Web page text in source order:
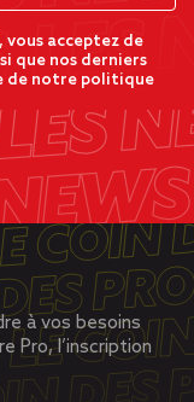
vous acceptez de
que nos derniers
de notre politique
à vos besoins
Pro, l’inscription